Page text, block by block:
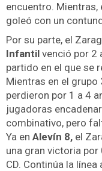
encuentro. Mientras,
goleó con un
Por su parte, el
Infantil venció por 2
partido en el que se
Mientras en el
perdieron por 1 a 4
jugadoras
combinativo, pero
Ya en Alevín 8, el
una gran victoria
CD. Continúa la